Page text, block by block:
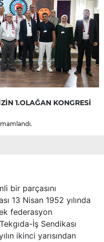
1.OLAĞAN KONGRESİ
bir parçasını
13 Nisan 1952 yılında
federasyon
İş Sendikası
ikinci yarısından